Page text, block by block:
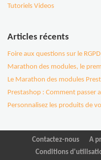
Tutoriels Videos
Articles récents
Foire aux questions sur le
Marathon des modules, le
Le Marathon des modules
Prestashop : Comment passer
Personnalisez les produits de
Contactez-nous A
Conditions